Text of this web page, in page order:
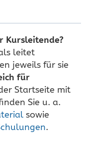
Kursleitende?
leitet
jeweils für sie
für
Startseite mit
Sie u. a.
sowie
.